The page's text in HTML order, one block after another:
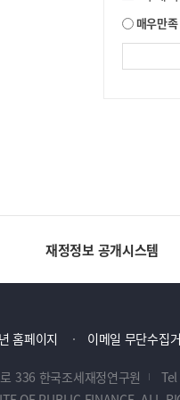
매우만족
재정정보 공개시스템
홈페이지 이메일 무단수집
336 한국조세재정연구원